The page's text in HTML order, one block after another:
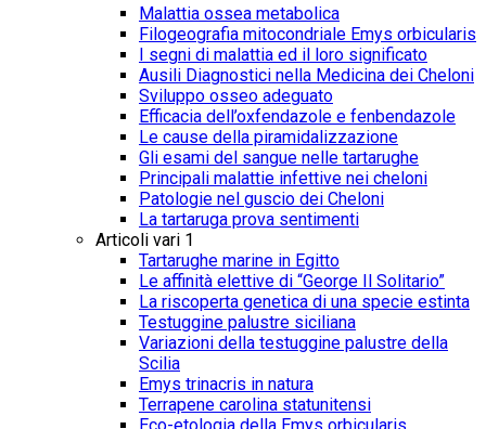
Malattia ossea metabolica
Filogeografia mitocondriale Emys orbicularis
I segni di malattia ed il loro significato
Ausili Diagnostici nella Medicina dei Cheloni
Sviluppo osseo adeguato
Efficacia dell’oxfendazole e fenbendazole
Le cause della piramidalizzazione
Gli esami del sangue nelle tartarughe
Principali malattie infettive nei cheloni
Patologie nel guscio dei Cheloni
La tartaruga prova sentimenti
Articoli vari 1
Tartarughe marine in Egitto
Le affinità elettive di “George Il Solitario”
La riscoperta genetica di una specie estinta
Testuggine palustre siciliana
Variazioni della testuggine palustre della
Scilia
Emys trinacris in natura
Terrapene carolina statunitensi